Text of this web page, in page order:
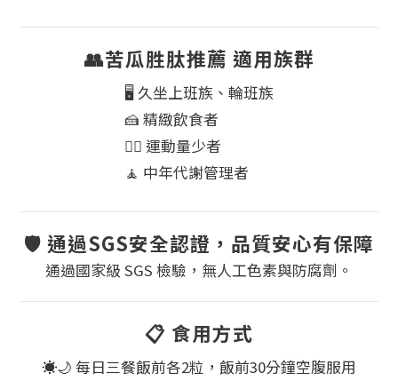
👥苦瓜胜肽推薦 適用族群
🖥️ 久坐上班族、輪班族
🍰 精緻飲食者
🏃‍♀️ 運動量少者
🧘 中年代謝管理者
🛡 通過SGS安全認證，品質安心有保障
通過國家級 SGS 檢驗，無人工色素與防腐劑。
📋 食用方式
☀️🌙 每日三餐飯前各2粒，飯前30分鐘空腹服用